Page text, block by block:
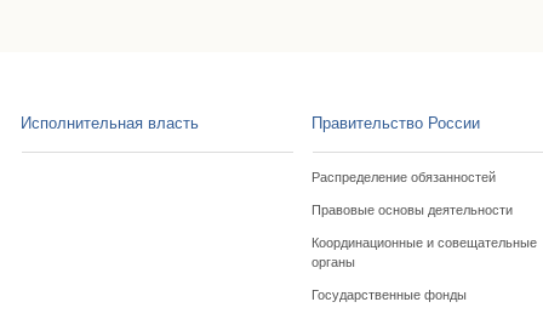
Исполнительная власть Правительство России
Распределение обязанностей
Правовые основы деятельности
Координационные и совещательные
органы
Государственные фонды